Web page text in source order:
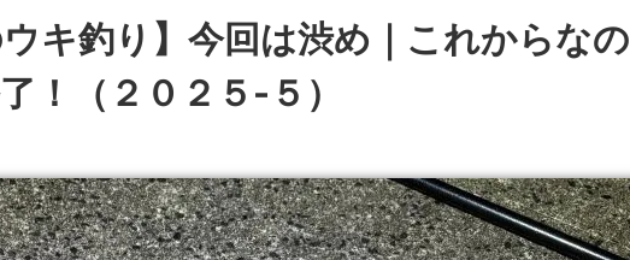
ウキ釣り】今回は渋め｜これからなの
！（２０２５-５）